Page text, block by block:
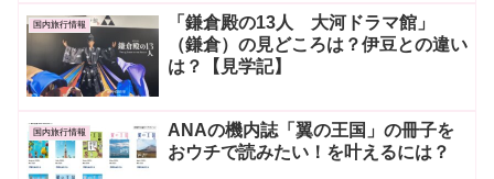
国内旅行情報
「鎌倉殿の13人 大河ドラマ館」
（鎌倉）の見どころは？伊豆との違い
は？【見学記】
国内旅行情報
ANAの機内誌「翼の王国」の冊子を
おウチで読みたい！を叶えるには？